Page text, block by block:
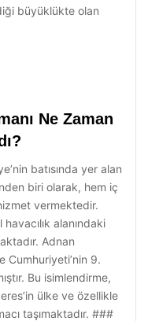
büyüklükte olan
Ne Zaman
batısında yer alan
biri olarak, hem iç
vermektedir.
alanındaki
Adnan
Cumhuriyeti’nin 9.
Bu isimlendirme,
ülke ve özellikle
taşımaktadır. ###